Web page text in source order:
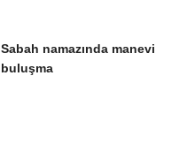
Sabah namazında manevi
buluşma